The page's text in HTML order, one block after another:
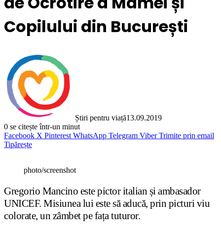
Copilului din București
Știri pentru viață13.09.2019
0 se citește într-un minut
Facebook X Pinterest WhatsApp Telegram Viber Trimite prin email
Tipărește
photo/screenshot
Gregorio Mancino este pictor italian și ambasador
UNICEF. Misiunea lui este să aducă, prin picturi viu
colorate, un zâmbet pe fața tuturor.